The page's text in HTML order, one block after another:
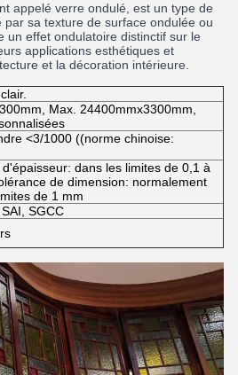
appelé verre ondulé, est un type de
sa texture de surface ondulée ou
un effet ondulatoire distinctif sur le
applications esthétiques et
et la décoration intérieure.
Max. 24400mmx3300mm,
<3/1000 ((norme chinoise:
d'épaisseur: dans les limites de 0,1 à
de dimension: normalement
de 1 mm
SGCC